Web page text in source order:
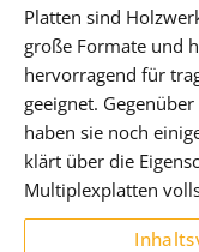
Platten sind
große Formate und
hervorragend für
geeignet.
haben sie noch
klärt über die
Multiplexplatten